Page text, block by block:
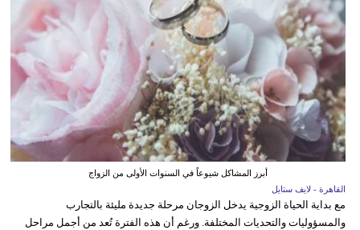
أبرز المشاكل شيوعاً في السنوات الأولى من الزواج
القاهرة - لايف ستايل
مع بداية الحياة الزوجية يدخل الزوجان مرحلة جديدة مليئة بالتجارب
والمسؤوليات والتحديات المختلفة. ورغم أن هذه الفترة تُعد من أجمل مراحل